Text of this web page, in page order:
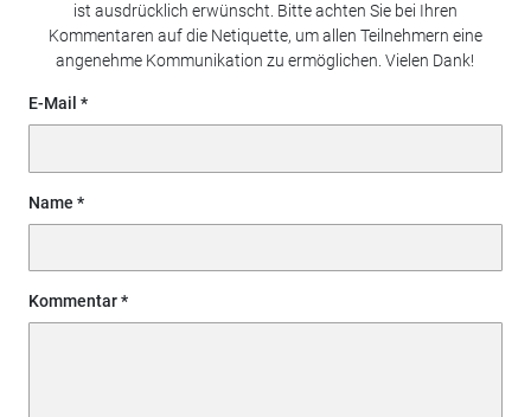
ist ausdrücklich erwünscht. Bitte achten Sie bei Ihren
Kommentaren auf die Netiquette, um allen Teilnehmern eine
angenehme Kommunikation zu ermöglichen. Vielen Dank!
E-Mail
Name
Kommentar